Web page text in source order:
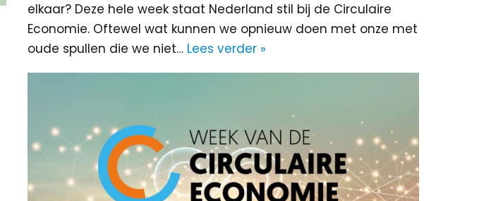
elkaar? Deze hele week staat Nederland stil bij de Circulaire
Economie. Oftewel wat kunnen we opnieuw doen met onze met
oude spullen die we niet… Lees verder »